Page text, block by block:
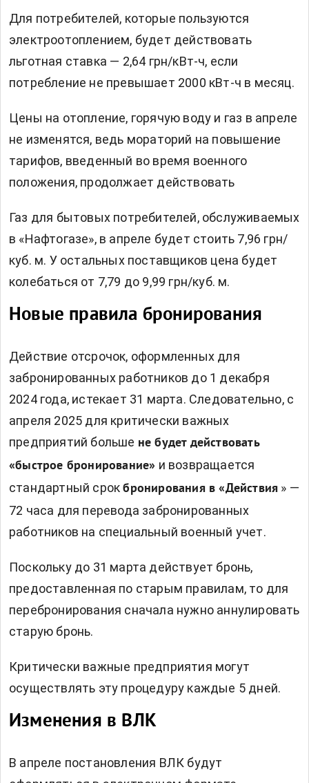
Для потребителей, которые пользуются
электроотоплением, будет действовать
льготная ставка — 2,64 грн/кВт-ч, если
потребление не превышает 2000 кВт-ч в месяц.
Цены на отопление, горячую воду и газ в апреле
не изменятся, ведь мораторий на повышение
тарифов, введенный во время военного
положения, продолжает действовать
Газ для бытовых потребителей, обслуживаемых
в «Нафтогазе», в апреле будет стоить 7,96 грн/
куб. м. У остальных поставщиков цена будет
колебаться от 7,79 до 9,99 грн/куб. м.
Новые правила бронирования
Действие отсрочок, оформленных для
забронированных работников до 1 декабря
2024 года, истекает 31 марта. Следовательно, с
апреля 2025 для критически важных
предприятий больше не будет действовать
«быстрое бронирование» и возвращается
стандартный срок бронирования в «Действия » —
72 часа для перевода забронированных
работников на специальный военный учет.
Поскольку до 31 марта действует бронь,
предоставленная по старым правилам, то для
перебронирования сначала нужно аннулировать
старую бронь.
Критически важные предприятия могут
осуществлять эту процедуру каждые 5 дней.
Изменения в ВЛК
В апреле постановления ВЛК будут